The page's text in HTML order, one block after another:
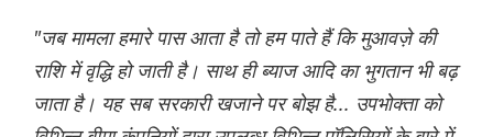
"जब मामला हमारे पास आता है तो हम पाते हैं कि मुआवज़े की
राशि में वृद्धि हो जाती है। साथ ही ब्याज आदि का भुगतान भी बढ़
जाता है। यह सब सरकारी खजाने पर बोझ है... उपभोक्ता को